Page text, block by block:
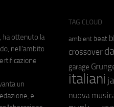
ha ottenuto la
nell'ambito
un
e
TAG CLOUD
ambient beat
crossover
garage
italiani
nuova